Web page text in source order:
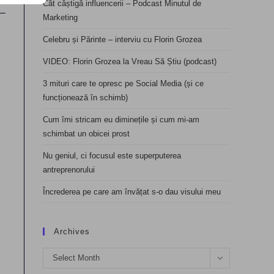
Cât câștigă influencerii – Podcast Minutul de
Marketing
Celebru și Părinte – interviu cu Florin Grozea
VIDEO: Florin Grozea la Vreau Să Știu (podcast)
3 mituri care te opresc pe Social Media (și ce
funcționează în schimb)
Cum îmi stricam eu diminețile și cum mi-am
schimbat un obicei prost
Nu geniul, ci focusul este superputerea
antreprenorului
Încrederea pe care am învățat s-o dau visului meu
Archives
Archives
Select Month